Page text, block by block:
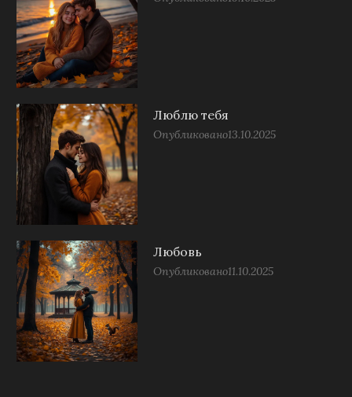
Люблю тебя
Опубликовано13.10.2025
Любовь
Опубликовано11.10.2025